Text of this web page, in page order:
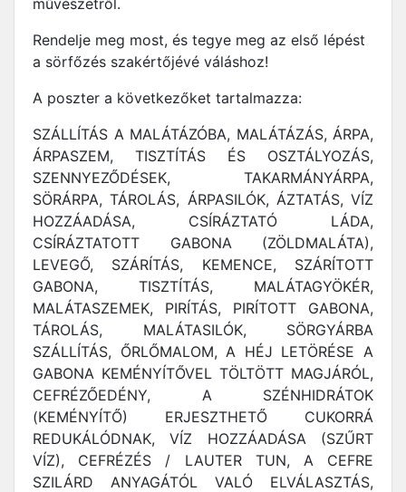
Rendelje meg most, és tegye meg az első lépést
a sörfőzés szakértőjévé váláshoz!
A poszter a következőket tartalmazza:
SZÁLLÍTÁS A MALÁTÁZÓBA, MALÁTÁZÁS, ÁRPA,
ÁRPASZEM, TISZTÍTÁS ÉS OSZTÁLYOZÁS,
SZENNYEZŐDÉSEK, TAKARMÁNYÁRPA,
SÖRÁRPA, TÁROLÁS, ÁRPASILÓK, ÁZTATÁS, VÍZ
HOZZÁADÁSA, CSÍRÁZTATÓ LÁDA,
CSÍRÁZTATOTT GABONA (ZÖLDMALÁTA),
LEVEGŐ, SZÁRÍTÁS, KEMENCE, SZÁRÍTOTT
GABONA, TISZTÍTÁS, MALÁTAGYÖKÉR,
MALÁTASZEMEK, PIRÍTÁS, PIRÍTOTT GABONA,
TÁROLÁS, MALÁTASILÓK, SÖRGYÁRBA
SZÁLLÍTÁS, ŐRLŐMALOM, A HÉJ LETÖRÉSE A
GABONA KEMÉNYÍTŐVEL TÖLTÖTT MAGJÁRÓL,
CEFRÉZŐEDÉNY, A SZÉNHIDRÁTOK
(KEMÉNYÍTŐ) ERJESZTHETŐ CUKORRÁ
REDUKÁLÓDNAK, VÍZ HOZZÁADÁSA (SZŰRT
VÍZ), CEFRÉZÉS / LAUTER TUN, A CEFRE
SZILÁRD ANYAGÁTÓL VALÓ ELVÁLASZTÁS,